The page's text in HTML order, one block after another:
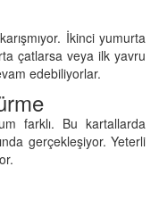
İkinci yumurta
çatlarsa veya ilk yavru
edebiliyorlar.
farklı. Bu kartallarda
gerçekleşiyor. Yeterli